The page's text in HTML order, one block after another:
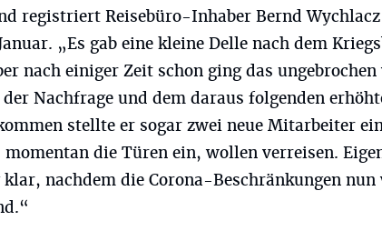
registriert Reisebüro-Inhaber Bernd
„Es gab eine kleine Delle nach dem
nach einiger Zeit schon ging das
Nachfrage und dem daraus folgenden
stellte er sogar zwei neue Mitarbeiter
momentan die Türen ein, wollen verreisen.
nachdem die Corona-Beschränkungen nun